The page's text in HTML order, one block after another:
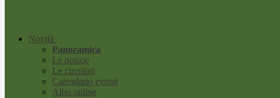
Novità
Panoramica
Le notizie
Le circolari
Calendario eventi
Albo online